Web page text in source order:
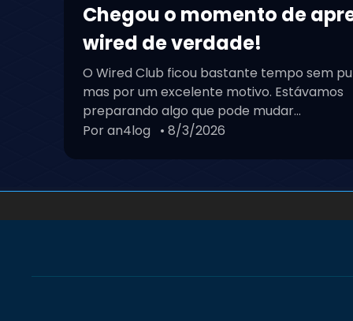
Chegou o momento de
wired de verdade!
O Wired Club ficou bastante tempo sem
mas por um excelente motivo. Estávamos
preparando algo que pode mudar...
Por an4log • 8/3/2026